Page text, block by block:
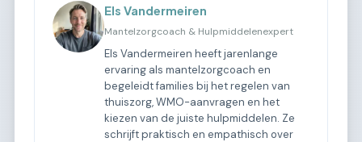
Els Vandermeiren
Mantelzorgcoach & Hulpmiddelenexpert
Els Vandermeiren heeft jarenlange
ervaring als mantelzorgcoach en
begeleidt families bij het regelen van
thuiszorg, WMO-aanvragen en het
kiezen van de juiste hulpmiddelen. Ze
schrijft praktisch en empathisch over